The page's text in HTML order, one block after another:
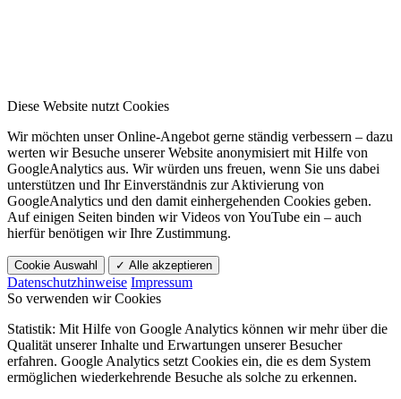
Diese Website nutzt Cookies
Wir möchten unser Online-Angebot gerne ständig verbessern – dazu
werten wir Besuche unserer Website anonymisiert mit Hilfe von
GoogleAnalytics aus. Wir würden uns freuen, wenn Sie uns dabei
unterstützen und Ihr Einverständnis zur Aktivierung von
GoogleAnalytics und den damit einhergehenden Cookies geben.
Auf einigen Seiten binden wir Videos von YouTube ein – auch
hierfür benötigen wir Ihre Zustimmung.
Cookie Auswahl ✓ Alle akzeptieren
Datenschutzhinweise Impressum
So verwenden wir Cookies
Statistik: Mit Hilfe von Google Analytics können wir mehr über die
Qualität unserer Inhalte und Erwartungen unserer Besucher
erfahren. Google Analytics setzt Cookies ein, die es dem System
ermöglichen wiederkehrende Besuche als solche zu erkennen.